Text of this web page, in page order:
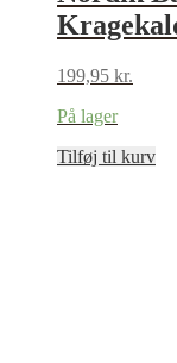
199,95 kr.
På lager
Tilføj til kurv